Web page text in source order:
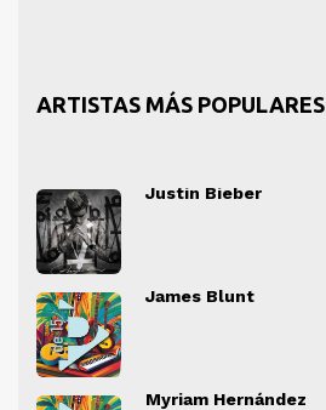
ARTISTAS MÁS POPULARES
Justin Bieber
James Blunt
Myriam Hernández